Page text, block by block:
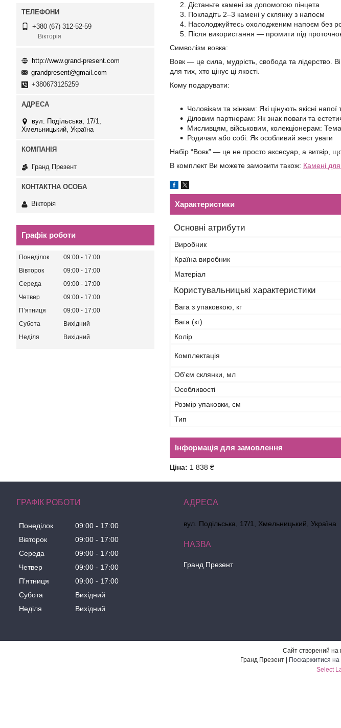
Дістаньте камені за допомогою пінцета
Покладіть 2–3 камені у склянку з напоєм
Насолоджуйтесь охолодженим напоєм без
Після використання — промити під
Символізм вовка:
Вовк — це сила, мудрість, свобода та лідерство.
для тих, хто цінує ці якості.
Кому подарувати:
Чоловікам та жінкам: Які цінують якісні напої
Діловим партнерам: Як знак поваги та
Мисливцям, військовим, колекціонерам:
Родичам або собі: Як особливий жест уваги
Набір “Вовк” — це не просто аксесуар, а витвір,
В комплект Ви можете замовити також: Камені для
Характеристики
Основні атрибути
Виробник
Країна виробник
Матеріал
Користувальницькі характеристики
Вага з упаковкою, кг
Вага (кг)
Колір
Комплектація
Об'єм склянки, мл
Особливості
Розмір упаковки, см
Тип
Інформація для замовлення
Ціна: 1 838 ₴
+380 (67) 312-52-59
Вікторія
http://www.grand-present.com
grandpresent@gmail.com
+380673125259
вул. Подільська, 17/1,
Хмельницький, Україна
Гранд Презент
Вікторія
Графік роботи
Понеділок 09:00
17:00
Вівторок
09:00
17:00
Середа
09:00
17:00
Четвер
09:00
17:00
Пʼятниця
09:00
17:00
Субота
Вихідний
Неділя
Вихідний
ГРАФІК РОБОТИ
Понеділок 09:00
17:00
Вівторок
09:00
17:00
Середа
09:00
17:00
Четвер
09:00
17:00
Пʼятниця
09:00
17:00
Субота
Вихідний
Неділя
Вихідний
вул. Подільська, 17/1, Хмельницький, Україна
Гранд Презент
Сайт створений на
Поскаржитися на
Select